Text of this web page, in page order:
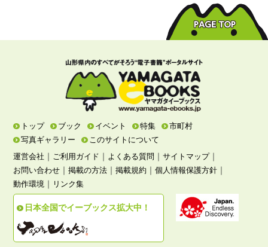
トップ ブック イベント 特集
市町村
写真ギャラリー
このサイトについて
運営会社 ｜ ご利用ガイド ｜ よくある質問 ｜サイトマップ｜
お問い合わせ ｜掲載の方法 ｜掲載規約 ｜個人情報保護方針 ｜
動作環境 ｜ リンク集
日本全国でイーブックス拡大中！